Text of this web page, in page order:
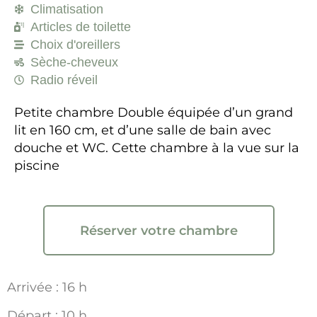
Climatisation
Articles de toilette
Choix d'oreillers
Sèche-cheveux
Radio réveil
Petite chambre Double équipée d’un grand
lit en 160 cm, et d’une salle de bain avec
douche et WC. Cette chambre à la vue sur la
piscine
Réserver votre chambre
Arrivée : 16 h